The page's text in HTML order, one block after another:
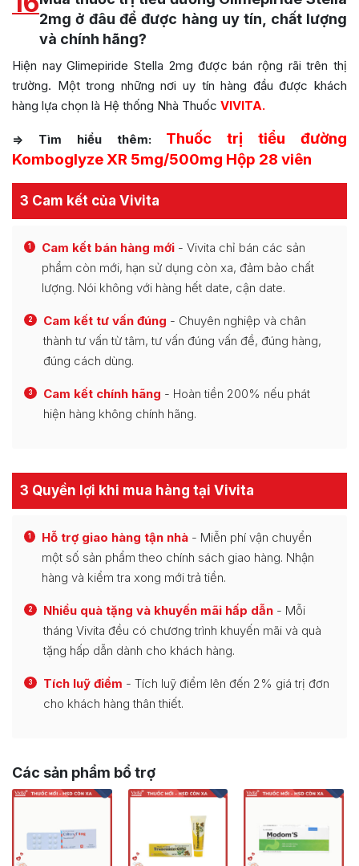
2mg ở đâu để được hàng uy tín, chất lượng
và chính hãng?
Hiện nay Glimepiride Stella 2mg được bán rộng rãi trên thị
trường. Một trong những nơi uy tín hàng đầu được khách
hàng lựa chọn là Hệ thống Nhà Thuốc VIVITA.
=> Tìm hiểu thêm: Thuốc trị tiểu đường
Komboglyze XR 5mg/500mg Hộp 28 viên
3 Cam kết của Vivita
1 Cam kết bán hàng mới - Vivita chỉ bán các sản
phẩm còn mới, hạn sử dụng còn xa, đảm bảo chất
lượng. Nói không với hàng hết date, cận date.
2 Cam kết tư vấn đúng - Chuyên nghiệp và chân
thành tư vấn từ tâm, tư vấn đúng vấn đề, đúng hàng,
đúng cách dùng.
3 Cam kết chính hãng - Hoàn tiền 200% nếu phát
hiện hàng không chính hãng.
3 Quyền lợi khi mua hàng tại Vivita
1 Hỗ trợ giao hàng tận nhà - Miễn phí vận chuyển
một số sản phẩm theo chính sách giao hàng. Nhận
hàng và kiểm tra xong mới trả tiền.
2 Nhiều quà tặng và khuyến mãi hấp dẫn - Mỗi
tháng Vivita đều có chương trình khuyến mãi và quà
tặng hấp dẫn dành cho khách hàng.
3 Tích luỹ điểm - Tích luỹ điểm lên đến 2% giá trị đơn
cho khách hàng thân thiết.
Các sản phẩm bổ trợ